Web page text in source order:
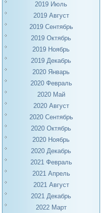
2019 Июль
2019 Август
2019 Сентябрь
2019 Октябрь
2019 Ноябрь
2019 Декабрь
2020 Январь
2020 Февраль
2020 Май
2020 Август
2020 Сентябрь
2020 Октябрь
2020 Ноябрь
2020 Декабрь
2021 Февраль
2021 Апрель
2021 Август
2021 Декабрь
2022 Март